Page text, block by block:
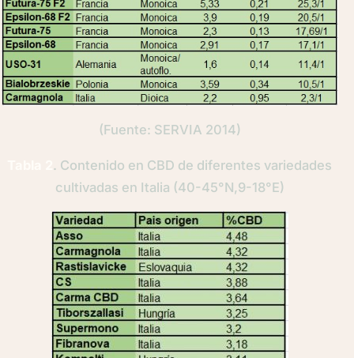
(Fuente: SERVIA 2014)
. Contenido en CBD de diferentes variedades
cultivadas en Italia (40-45°N,9-18°E)